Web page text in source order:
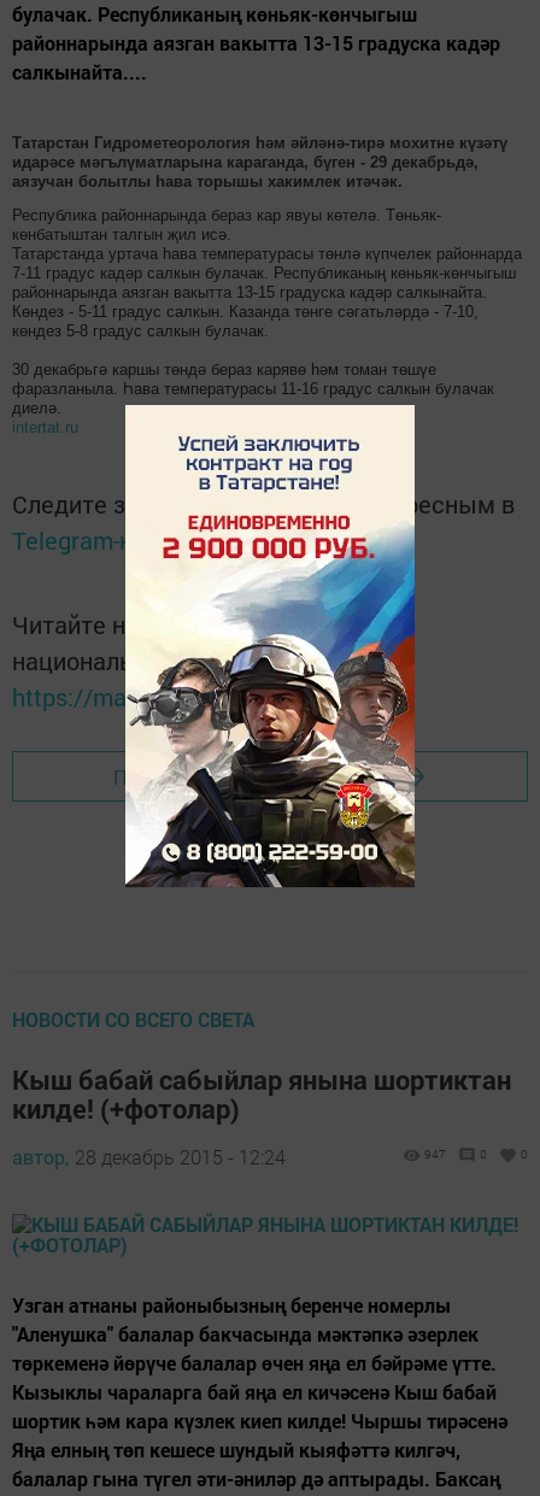
булачак. Республиканың көньяк-көнчыгыш
районнарында аязган вакытта 13-15 градуска кадәр
салкынайта....
Татарстан Гидрометеорология һәм әйләнә-тирә мохитне күзәтү
идарәсе мәгълүматларына караганда, бүген - 29 декабрьдә,
аязучан болытлы һава торышы хакимлек итәчәк.
Республика районнарында бераз кар явуы көтелә. Төньяк-
көнбатыштан талгын җил исә.
Татарстанда уртача һава температурасы төнлә күпчелек районнарда
7-11 градус кадәр салкын булачак. Республиканың көньяк-көнчыгыш
районнарында аязган вакытта 13-15 градуска кадәр салкынайта.
Көндез - 5-11 градус салкын. Казанда төнге сәгатьләрдә - 7-10,
көндез 5-8 градус салкын булачак.
30 декабрьгә каршы төндә бераз карявө һәм томан төшүе
фаразланыла. Һава температурасы 11-16 градус салкын булачак
диелә.
intertat.ru
Следите за самым важным и интересным в
Telegram-каналеТатмедиа
Читайте новости Татарстана в
национальном мессенджере MАХ:
https://max.ru/tatmedia
Перейти на страницу новости
НОВОСТИ СО ВСЕГО СВЕТА
Кыш бабай сабыйлар янына шортиктан
килде! (+фотолар)
автор, 28 декабрь 2015 - 12:24 947 0 0
Узган атнаны районыбызның беренче номерлы
"Аленушка" балалар бакчасында мәктәпкә әзерлек
төркеменә йөрүче балалар өчен яңа ел бәйрәме үтте.
Кызыклы чараларга бай яңа ел кичәсенә Кыш бабай
шортик һәм кара күзлек киеп килде! Чыршы тирәсенә
Яңа елның төп кешесе шундый кыяфәттә килгәч,
балалар гына түгел әти-әниләр дә аптырады. Баксаң